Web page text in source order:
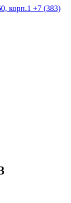
корп.1 +7 (383)